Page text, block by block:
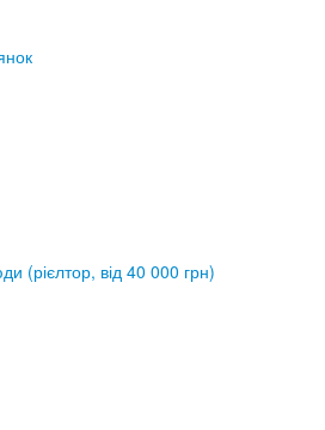
(рієлтор, від 40 000 грн)